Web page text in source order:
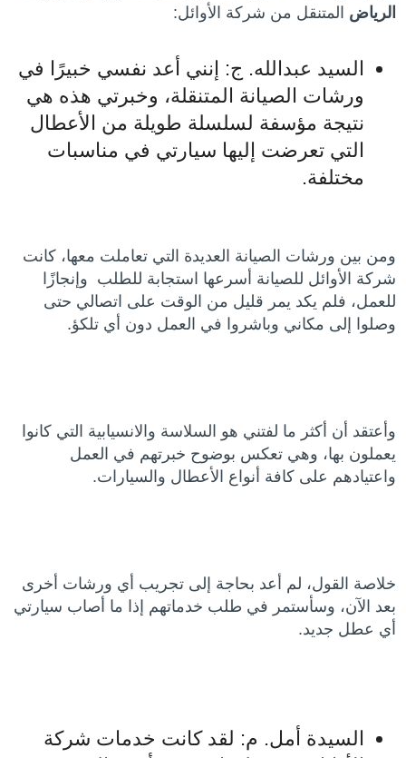
الرياض المتنقل من شركة الأوائل:
السيد عبدالله. ج: إنني أعد نفسي خبيرًا في
ورشات الصيانة المتنقلة، وخبرتي هذه هي
نتيجة مؤسفة لسلسلة طويلة من الأعطال
التي تعرضت إليها سيارتي في مناسبات
مختلفة.
ومن بين ورشات الصيانة العديدة التي تعاملت معها، كانت
شركة الأوائل للصيانة أسرعها استجابة للطلب وإنجازًا
للعمل، فلم يكد يمر قليل من الوقت على اتصالي حتى
وصلوا إلى مكاني وباشروا في العمل دون أي تلكؤ.
وأعتقد أن أكثر ما لفتني هو السلاسة والانسيابية التي كانوا
يعملون بها، وهي تعكس بوضوح خبرتهم في العمل
واعتيادهم على كافة أنواع الأعطال والسيارات.
خلاصة القول، لم أعد بحاجة إلى تجريب أي ورشات أخرى
بعد الآن، وسأستمر في طلب خدماتهم إذا ما أصاب سيارتي
أي عطل جديد.
السيدة أمل. م: لقد كانت خدمات شركة